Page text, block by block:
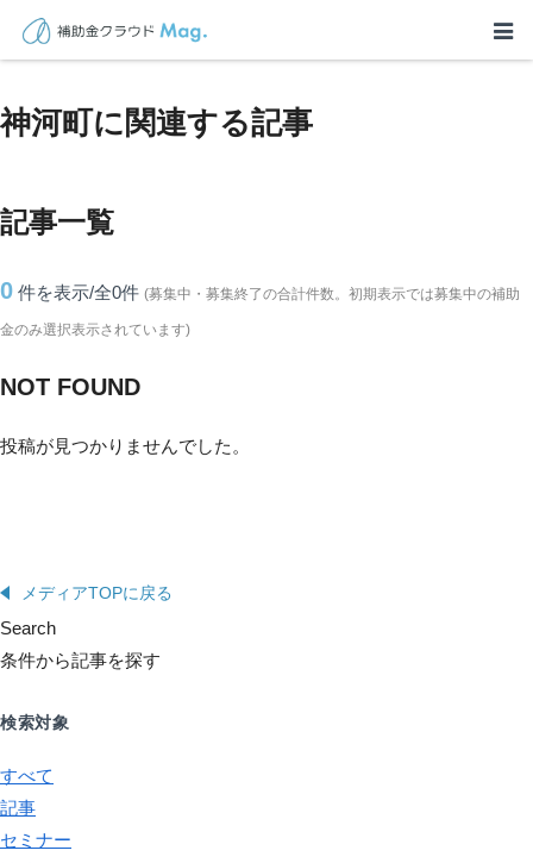
TOP > 補助金・助成金詳細>兵庫県
神河町に関連する記事
記事一覧
0 件を表示/全0件 (募集中・募集終了の合計件数。初期表示では募集中の補助
金のみ選択表示されています)
NOT FOUND
投稿が見つかりませんでした。
メディアTOPに戻る
Search
条件から記事を探す
検索対象
すべて
記事
セミナー